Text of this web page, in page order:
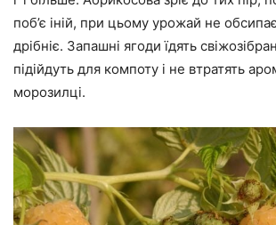
поб’є іній, при цьому урожай не
дрібніє. Запашні ягоди їдять
підійдуть для компоту і не втратять
морозилці.